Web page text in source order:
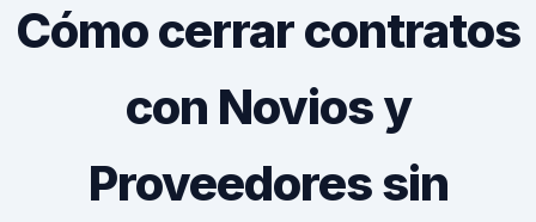
Cómo cerrar contratos
con Novios y
Proveedores sin